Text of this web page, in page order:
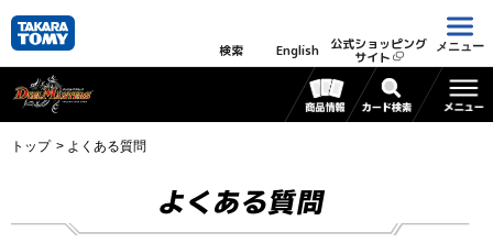
検索 English 公式ショッピング
サイト
メニュー
トップ よくある質問
よくある質問